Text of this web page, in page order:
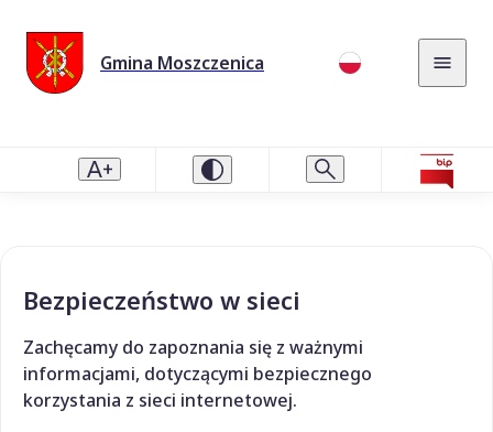
Gmina Moszczenica
Bezpieczeństwo w sieci
Zachęcamy do zapoznania się z ważnymi
informacjami, dotyczącymi bezpiecznego
korzystania z sieci internetowej.